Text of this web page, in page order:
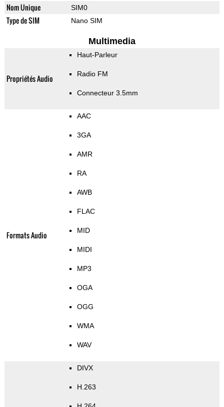
Nom Unique SIM0
Type de SIM Nano SIM
Multimedia
Propriétés Audio
Haut-Parleur
Radio FM
Connecteur 3.5mm
Formats Audio
AAC
3GA
AMR
RA
AWB
FLAC
MID
MIDI
MP3
OGA
OGG
WMA
WAV
DIVX
H.263